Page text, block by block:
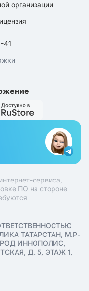
организации
41
сервиса,
ПО на стороне
ТАТАРСТАН, М.Р-
ИННОПОЛИС,
Д. 5, ЭТАЖ 1,